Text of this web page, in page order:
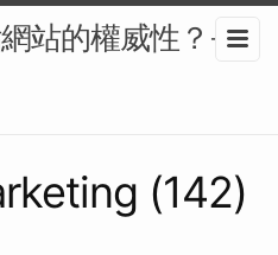
站的權威性？-
(142)